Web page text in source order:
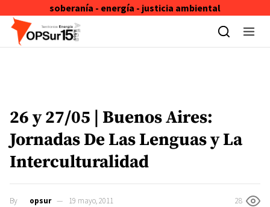
soberanía - energía - justicia ambiental
Skip to content
26 y 27/05 | Buenos Aires:
Jornadas De Las Lenguas y La
Interculturalidad
By opsur 19 mayo, 2011 28